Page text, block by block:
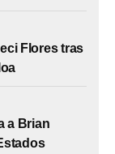
Flores tras
a Brian